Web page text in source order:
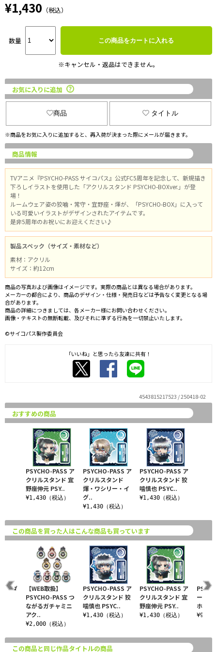
¥1,430 （税込）
数量 この商品をカートに入れる
※キャンセル・返品はできません。
お気に入りに追加
商品 タイトル
※商品をお気に入りに追加すると、再入荷が決まった際にメールが届きます。
商品情報
TVアニメ『PSYCHO-PASS サイコパス』公式FC5周年を記念して、新規描き
下ろしイラストを使用した「アクリルスタンド PSYCHO-BOXver.」が登
場！
ルームウェア姿の狡噛・常守・宜野座・煇が、「PSYCHO-BOX」に入って
いる可愛いイラストがデザインされたアイテムです。
是非5周年のお祝いにお迎えください♪
製品スペック（サイズ・素材など）
素材：アクリル
サイズ：約12cm
商品の写真および画像はイメージです。実際の商品とは異なる場合があります。
メーカーの都合により、商品のデザイン・仕様・発売日などは予告なく変更となる場
合があります。
商品の詳細につきましては、各メーカー様にお問い合わせください。
画像・テキストの無断転載、及びそれに準ずる行為を一切禁止いたします。
©サイコパス製作委員会
「いいね」と思ったら友達に共有！
4543815217523 / 250418-02
おすすめの商品
PSYCHO-PASS ア
クリルスタンド
煇・ワシリー・イ
グ..
¥1,430（税込）
PSYCHO-PASS ア
クリルスタンド 狡
噛慎也 PSYC..
¥1,430（税込）
PSYCHO-PASS ア
クリルスタンド 宜
野座伸元 PSY..
¥1,430（税込）
この商品を買った人はこんな商品も買っています
PSYCHO-PASS ア
クリルスタンド 狡
噛慎也 PSYC..
¥1,430（税込）
PSYCHO-PASS ア
クリルスタンド 宜
野座伸元 PSY..
¥1,430（税込）
ーロラ
ホルダ
¥990
ダ
【WEB取扱】
PSYCHO-PASS つ
ながるガチャミニ
アク..
¥2,000（税込）
この商品と同じ作品タイトルの商品